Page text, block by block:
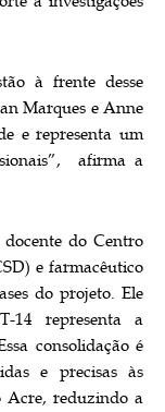
à frente desse
Marques e Anne
e representa um
afirma a
do Centro
e farmacêutico
do projeto. Ele
14 representa a
consolidação é
e precisas às
Acre, reduzindo a